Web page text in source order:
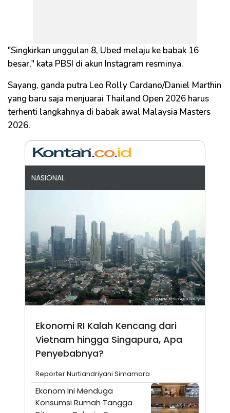
"Singkirkan unggulan 8, Ubed melaju ke babak 16
besar," kata PBSI di akun Instagram resminya.
Sayang, ganda putra Leo Rolly Cardano/Daniel Marthin
yang baru saja menjuarai Thailand Open 2026 harus
terhenti langkahnya di babak awal Malaysia Masters
2026.
NASIONAL
Ekonomi RI Kalah Kencang dari
Vietnam hingga Singapura, Apa
Penyebabnya?
Reporter Nurtiandriyani Simamora
Ekonom Ini Menduga
Konsumsi Rumah Tangga